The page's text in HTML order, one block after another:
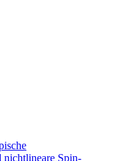
nichtlineare Spin-